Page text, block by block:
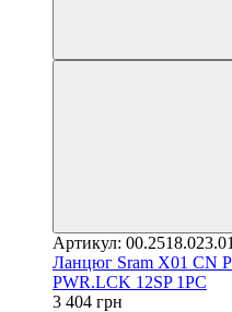
Артикул:
Ланцюг Sram X01 CN
PWR.LCK 12SP 1PC
3 404 грн